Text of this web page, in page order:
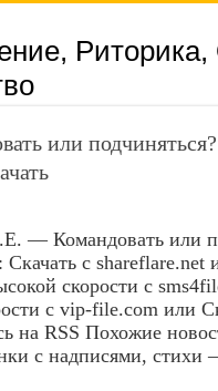
Риторика,
или
— Командовать или
с shareflare.net
скорости с
с vip-file.com или
на RSS Похожие
надписями, стихи